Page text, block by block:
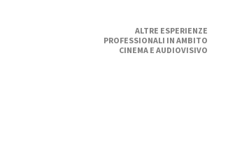
ALTRE ESPERIENZE
PROFESSIONALI IN AMBITO
CINEMA E AUDIOVISIVO